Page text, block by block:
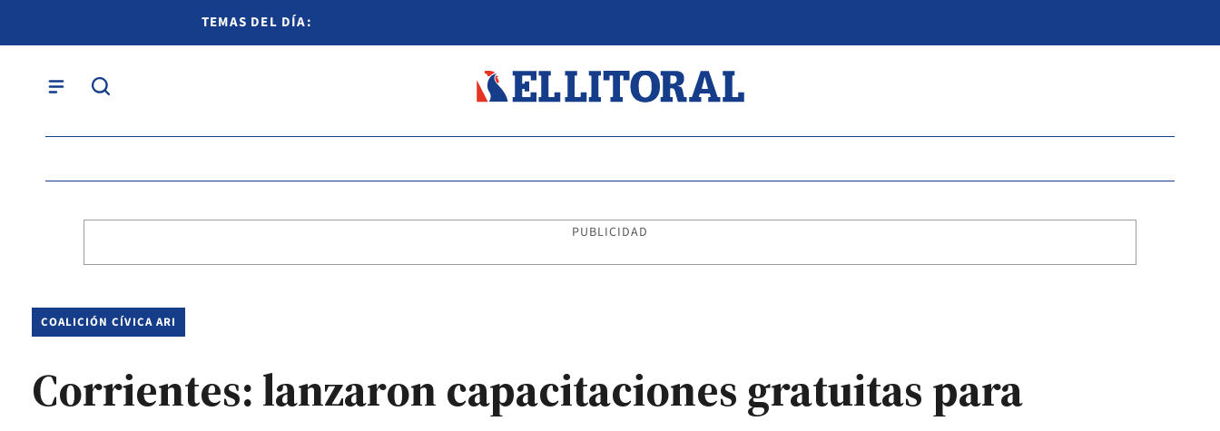
TEMAS DEL DÍA:
PUBLICIDAD
COALICIÓN CÍVICA ARI
Corrientes: lanzaron capacitaciones gratuitas para